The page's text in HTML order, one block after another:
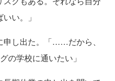
い。」
し出た。「……だから、
の学校に通いたい」